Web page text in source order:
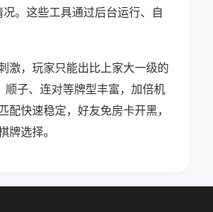
。这些工具通过后台运行、自
激，玩家只能出比上家大一级的
子、连对等牌型丰富，加倍机
快速稳定，好友免房卡开黑，
选择。